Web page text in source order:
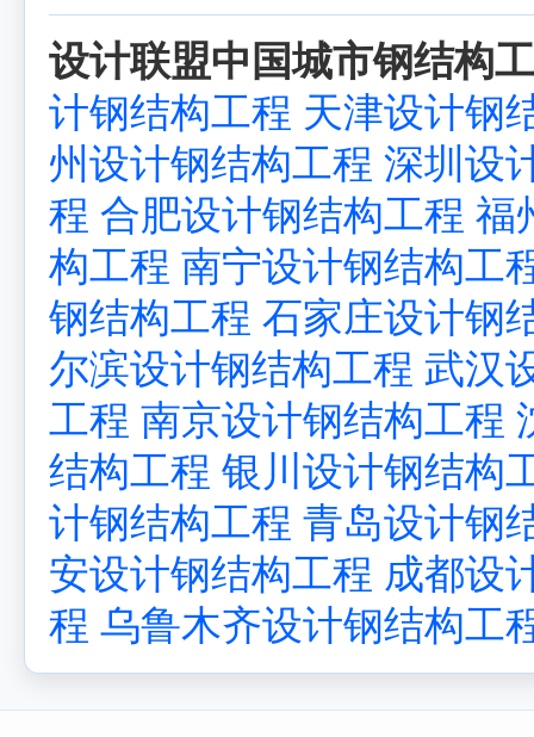
设计联盟中国城市钢结构
计钢结构工程 天津设计钢
州设计钢结构工程 深圳设
程 合肥设计钢结构工程 福
构工程 南宁设计钢结构工
钢结构工程 石家庄设计钢
尔滨设计钢结构工程 武汉
工程 南京设计钢结构工程
结构工程 银川设计钢结构
计钢结构工程 青岛设计钢
安设计钢结构工程 成都设
程 乌鲁木齐设计钢结构工